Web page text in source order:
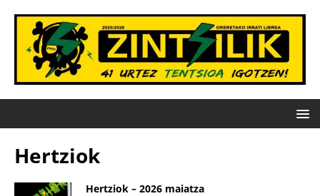
Hertziok
Hertziok – 2026 maiatza